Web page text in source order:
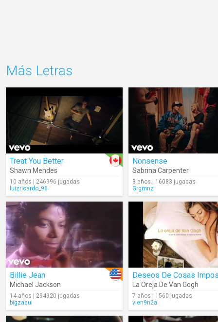
Más Letras
Treat You Better
Shawn Mendes
10 años | 246996 jugadas
luizricardo_96
Nonsense
Sabrina Carpenter
3 años | 16083 jugadas
Grgmnz
Billie Jean
Michael Jackson
14 años | 294920 jugadas
bigzaqui
La Oreja De Van Gogh
7 años | 1560 jugadas
vien9n2a